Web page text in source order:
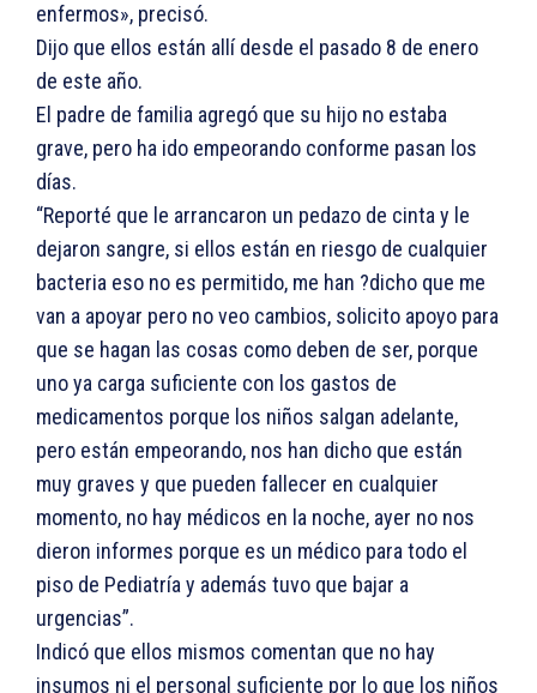
enfermos», precisó.
Dijo que ellos están allí desde el pasado 8 de enero
de este año.
El padre de familia agregó que su hijo no estaba
grave, pero ha ido empeorando conforme pasan los
días.
“Reporté que le arrancaron un pedazo de cinta y le
dejaron sangre, si ellos están en riesgo de cualquier
bacteria eso no es permitido, me han ?dicho que me
van a apoyar pero no veo cambios, solicito apoyo para
que se hagan las cosas como deben de ser, porque
uno ya carga suficiente con los gastos de
medicamentos porque los niños salgan adelante,
pero están empeorando, nos han dicho que están
muy graves y que pueden fallecer en cualquier
momento, no hay médicos en la noche, ayer no nos
dieron informes porque es un médico para todo el
piso de Pediatría y además tuvo que bajar a
urgencias”.
Indicó que ellos mismos comentan que no hay
insumos ni el personal suficiente por lo que los niños